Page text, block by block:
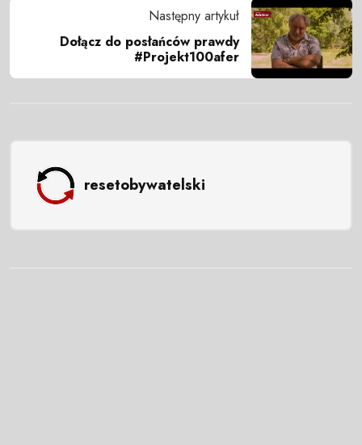
Następny artykuł
Dołącz do posłańców prawdy
#Projekt100afer
resetobywatelski